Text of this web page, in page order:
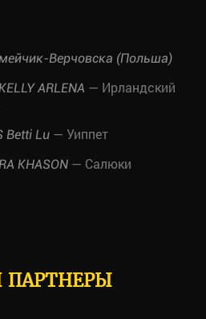
Верчовска (Польша)
ARLENA — Ирландский
Betti Lu — Уиппет
KHASON — Салюки